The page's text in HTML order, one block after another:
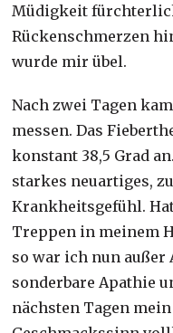
Müdigkeit
Rückenschmerzen
wurde mir übel.
Nach zwei Tagen
messen. Das
konstant 38,5 Grad
starkes neuartiges,
Krankheitsgefühl.
Treppen in meinem
so war ich nun außer
sonderbare Apathie
nächsten Tagen